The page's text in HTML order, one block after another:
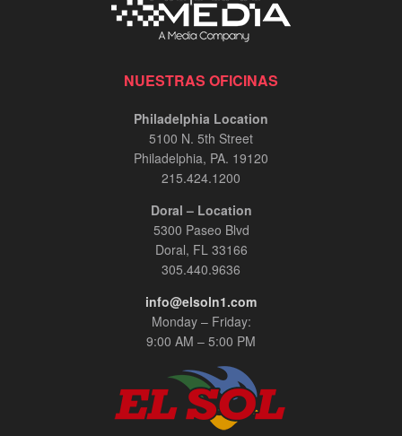
NUESTRAS OFICINAS
Philadelphia Location
5100 N. 5th Street
Philadelphia, PA. 19120
215.424.1200
Doral – Location
5300 Paseo Blvd
Doral, FL 33166
305.440.9636
info@elsoln1.com
Monday – Friday:
9:00 AM – 5:00 PM